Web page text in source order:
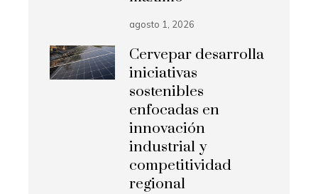
agosto 1, 2026
Cervepar desarrolla
iniciativas
sostenibles
enfocadas en
innovación
industrial y
competitividad
regional